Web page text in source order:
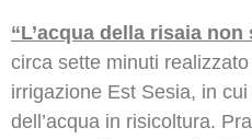
“L’acqua della risaia non
circa sette minuti
irrigazione Est Sesia, in cui
dell’acqua in risicoltura.